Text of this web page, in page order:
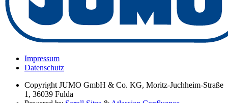
Impressum
Datenschutz
Copyright JUMO GmbH & Co. KG, Moritz-Juchheim-Straße
1, 36039 Fulda